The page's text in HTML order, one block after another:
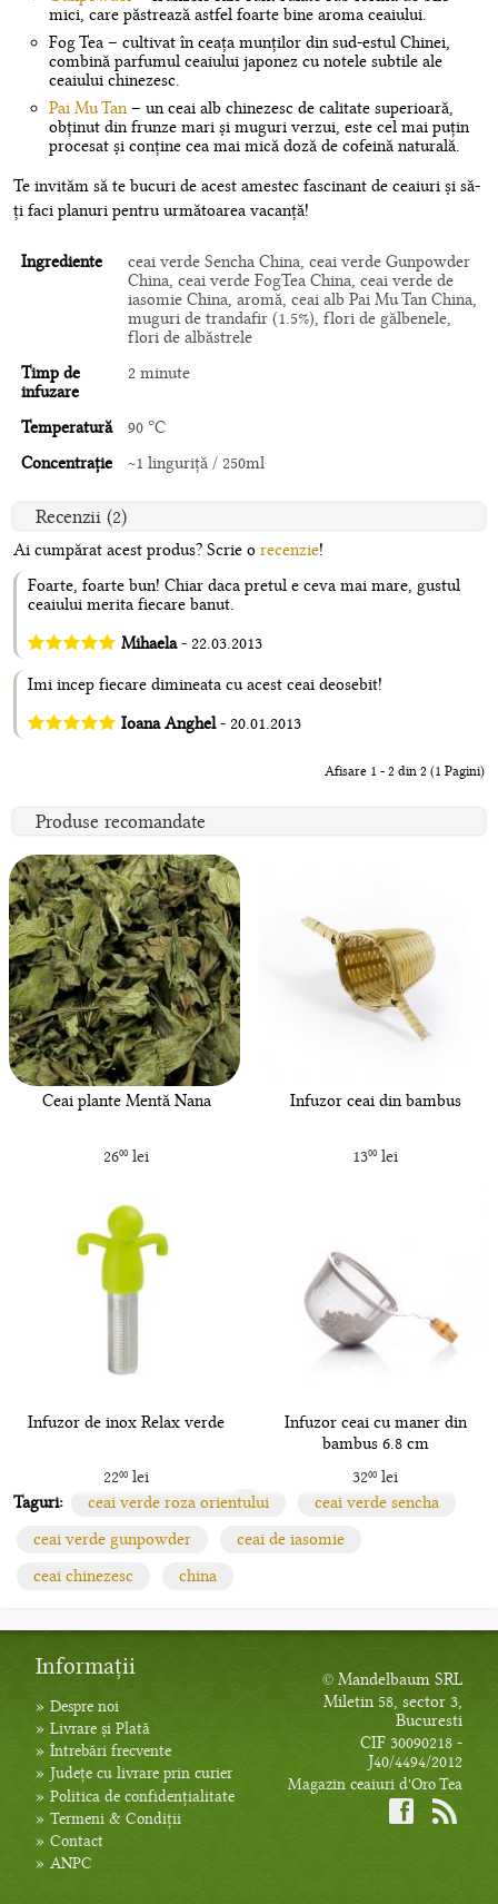
mici, care păstrează astfel foarte bine aroma ceaiului.
Fog Tea – cultivat în ceața munților din sud-estul Chinei,
combină parfumul ceaiului japonez cu notele subtile ale
ceaiului chinezesc.
Pai Mu Tan– un ceai alb chinezesc de calitate superioară,
obținut din frunze mari și muguri verzui, este cel mai puțin
procesat și conține cea mai mică doză de cofeină naturală.
Te invităm să te bucuri de acest amestec fascinant de ceaiuri și să-
ți faci planuri pentru următoarea vacanță!
Ingrediente
ceai verde Sencha China, ceai verde Gunpowder
China, ceai verde FogTea China, ceai verde de
iasomie China, aromă, ceai alb Pai Mu Tan China,
muguri de trandafir (1.5%), flori de gălbenele,
flori de albăstrele
Timp de
infuzare
2 minute
Temperatură
90 °C
Concentrație
~1 linguriță / 250ml
Recenzii (2)
Ai cumpărat acest produs? Scrie o recenzie!
Foarte, foarte bun! Chiar daca pretul e ceva mai mare, gustul
ceaiului merita fiecare banut.
Mihaela- 22.03.2013
Imi incep fiecare dimineata cu acest ceai deosebit!
Ioana Anghel- 20.01.2013
Afisare 1 - 2 din 2 (1 Pagini)
Produse recomandate
Ceai plante Mentă Nana
2600lei
Infuzor ceai din bambus
1300lei
Infuzor de inox Relax verde
2200lei
Infuzor ceai cu maner din
bambus 6.8 cm
3200lei
Taguri:
ceai verde roza orientului
ceai verde sencha
ceai verde gunpowder
ceai de iasomie
ceai chinezesc
china
Informații
» Despre noi
» Livrare și Plată
» Întrebări frecvente
» Județe cu livrare prin curier
» Politica de confidențialitate
» Termeni & Condiții
» Contact
» ANPC
© Mandelbaum SRL
Miletin 58, sector 3,
Bucuresti
CIF 30090218 -
J40/4494/2012
Magazin ceaiuri d'Oro Tea